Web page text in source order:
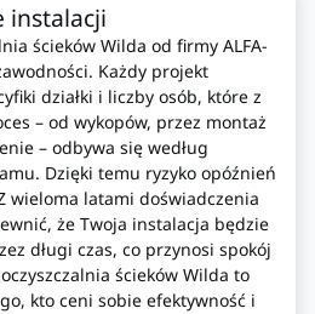
instalacji
ścieków Wilda od firmy ALFA-
Każdy projekt
działki i liczby osób, które z
– od wykopów, przez montaż
– odbywa się według
Dzięki temu ryzyko opóźnień
wieloma latami doświadczenia
że Twoja instalacja będzie
długi czas, co przynosi spokój
ścieków Wilda to
kto ceni sobie efektywność i